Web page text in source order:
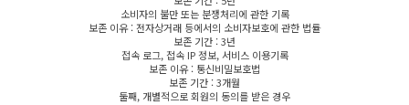
소비자의 불만 또는 분쟁처리에 관한 기록
보존 이유 : 전자상거래 등에서의 소비자보호에 관한 법률
보존 기간 : 3년
접속 로그, 접속 IP 정보, 서비스 이용기록
보존 이유 : 통신비밀보호법
보존 기간 : 3개월
둘째, 개별적으로 회원의 동의를 받은 경우